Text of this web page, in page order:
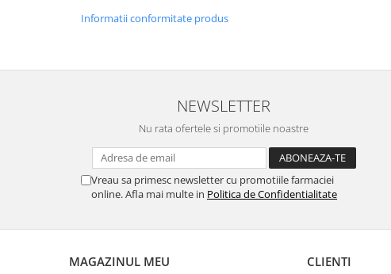
Informatii conformitate produs
NEWSLETTER
Nu rata ofertele si promotiile noastre
Vreau sa primesc newsletter cu promotiile farmaciei
online. Afla mai multe in Politica de Confidentialitate
MAGAZINUL MEU CLIENTI